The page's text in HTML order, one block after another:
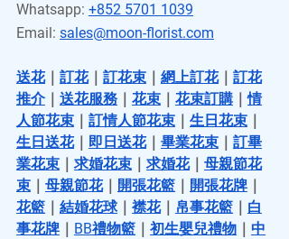
Whatsapp: +852 5701 1039
Email: sales@moon-florist.com
送花｜ 訂花｜ 訂花束 ｜ 網上訂花｜ 訂花
推介｜ 送花服務 ｜ 花束 ｜ 花束訂購 ｜情
人節花束 ｜ 訂情人節花束 ｜ 生日花束 ｜
生日送花｜ 即日送花｜ 畢業花束 ｜ 訂畢
業花束 ｜ 求婚花束 ｜ 求婚花｜ 母親節花
束 ｜ 母親節花｜ 開張花籃 ｜ 開張花牌 ｜
花籃 ｜ 結婚花球｜ 襟花｜ 帛事花籃 ｜ 白
事花牌 ｜ BB禮物籃 ｜ 初生嬰兒禮物 ｜ 中